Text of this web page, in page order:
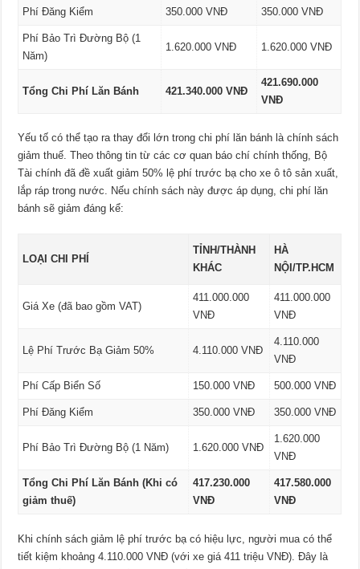
Phí Đăng Kiểm 350.000 VNĐ 350.000 VNĐ
Phí Bảo Trì Đường Bộ (1
Năm)
1.620.000 VNĐ 1.620.000 VNĐ
Tổng Chi Phí Lăn Bánh 421.340.000 VNĐ
421.690.000
VNĐ
Yếu tố có thể tạo ra thay đổi lớn trong chi phí lăn bánh là chính sách
giảm thuế. Theo thông tin từ các cơ quan báo chí chính thống, Bộ
Tài chính đã đề xuất giảm 50% lệ phí trước bạ cho xe ô tô sản xuất,
lắp ráp trong nước. Nếu chính sách này được áp dụng, chi phí lăn
bánh sẽ giảm đáng kể:
LOẠI CHI PHÍ
TỈNH/THÀNH
KHÁC
HÀ
NỘI/TP.HCM
Giá Xe (đã bao gồm VAT)
411.000.000
VNĐ
411.000.000
VNĐ
Lệ Phí Trước Bạ Giảm 50% 4.110.000 VNĐ
4.110.000
VNĐ
Phí Cấp Biển Số 150.000 VNĐ 500.000 VNĐ
Phí Đăng Kiểm 350.000 VNĐ 350.000 VNĐ
Phí Bảo Trì Đường Bộ (1 Năm) 1.620.000 VNĐ
1.620.000
VNĐ
Tổng Chi Phí Lăn Bánh (Khi có
giảm thuế)
417.230.000
VNĐ
417.580.000
VNĐ
Khi chính sách giảm lệ phí trước bạ có hiệu lực, người mua có thể
tiết kiệm khoảng 4.110.000 VNĐ (với xe giá 411 triệu VNĐ). Đây là